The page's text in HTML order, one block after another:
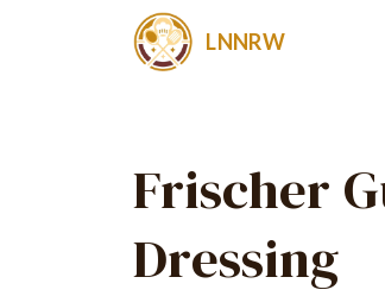
LNNRW
Frischer
Dressing